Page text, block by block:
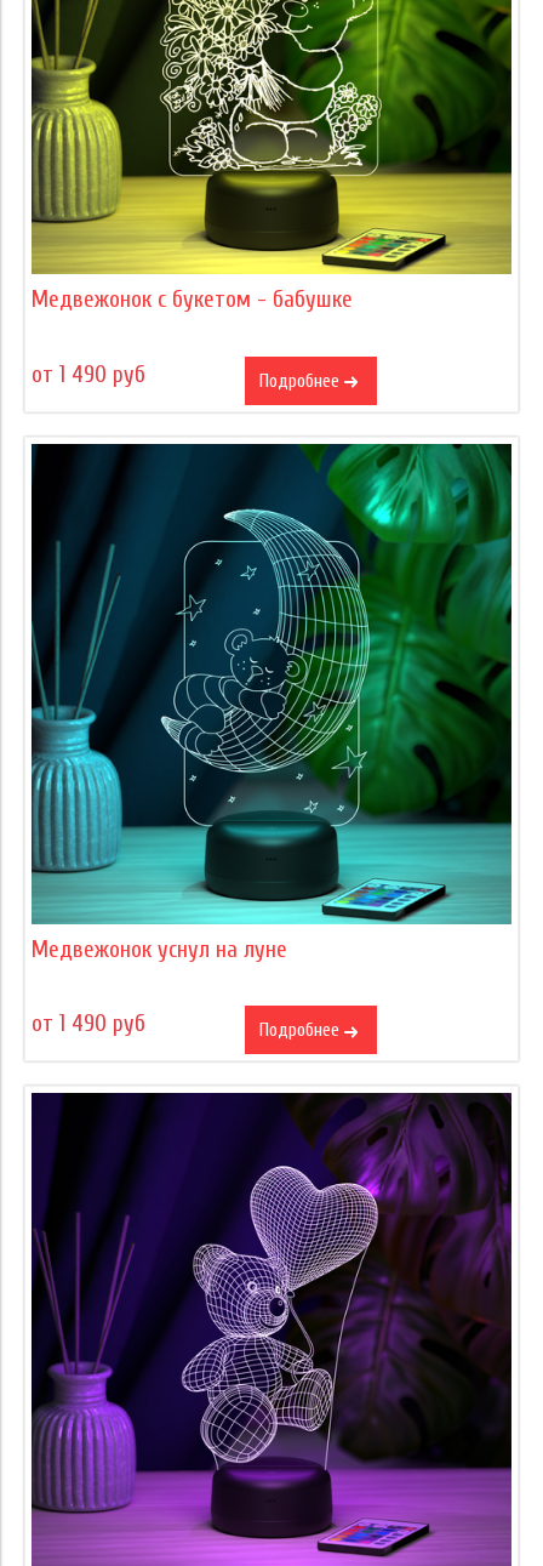
Медвежонок с букетом - бабушке
от 1 490 руб Подробнее
Медвежонок уснул на луне
от 1 490 руб Подробнее